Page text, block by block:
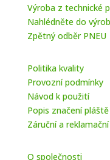
Výroba z technické
Nahlédněte do
Zpětný odběr PNEU
Politika kvality
Provozní podmínky
Návod k použití
Popis značení pláště
Záruční a
O společnosti